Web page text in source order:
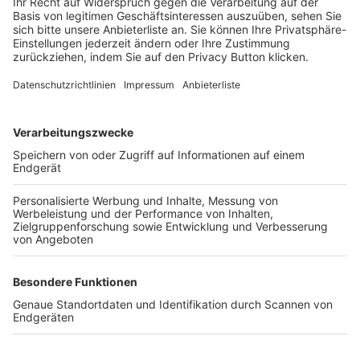
Login SpielPlus
FOLGE DEM BFV
TOP-VEREINE
TOP-PARTNER